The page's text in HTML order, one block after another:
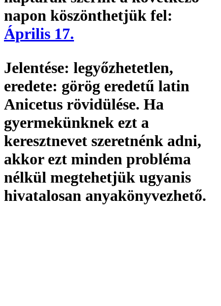
napon köszönthetjük fel:
Április 17.
Jelentése: legyőzhetetlen,
eredete: görög eredetű latin
Anicetus rövidülése. Ha
gyermekünknek ezt a
keresztnevet szeretnénk adni,
akkor ezt minden probléma
nélkül megtehetjük ugyanis
hivatalosan anyakönyvezhető.